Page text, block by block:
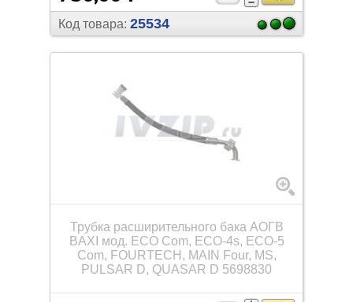
Код товара: 25534
Трубка расширительного бака АОГВ
BAXI мод. ECO Com, ECO-4s, ECO-5
Com, FOURTECH, MAIN Four, MS,
PULSAR D, QUASAR D 5698830